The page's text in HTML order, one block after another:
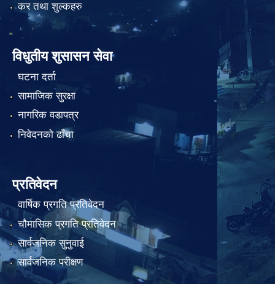
कर तथा शुल्कहरु
विधुतीय शुसासन सेवा
घटना दर्ता
सामाजिक सुरक्षा
नागरिक वडापत्र
निवेदनको ढाँचा
प्रतिवेदन
वार्षिक प्रगति प्रतिवेदन
चौमासिक प्रगति प्रतिवेदन
सार्वजनिक सुनुवाई
सार्वजनिक परीक्षण